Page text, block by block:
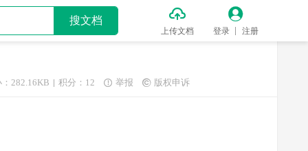
搜文档 
上传文档

登录 注册
282.16KB 积分：12  举报  版权申诉